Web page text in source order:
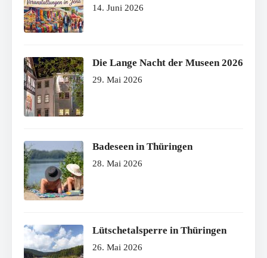
14. Juni 2026
Die Lange Nacht der Museen 2026
29. Mai 2026
Badeseen in Thüringen
28. Mai 2026
Lütschetalsperre in Thüringen
26. Mai 2026